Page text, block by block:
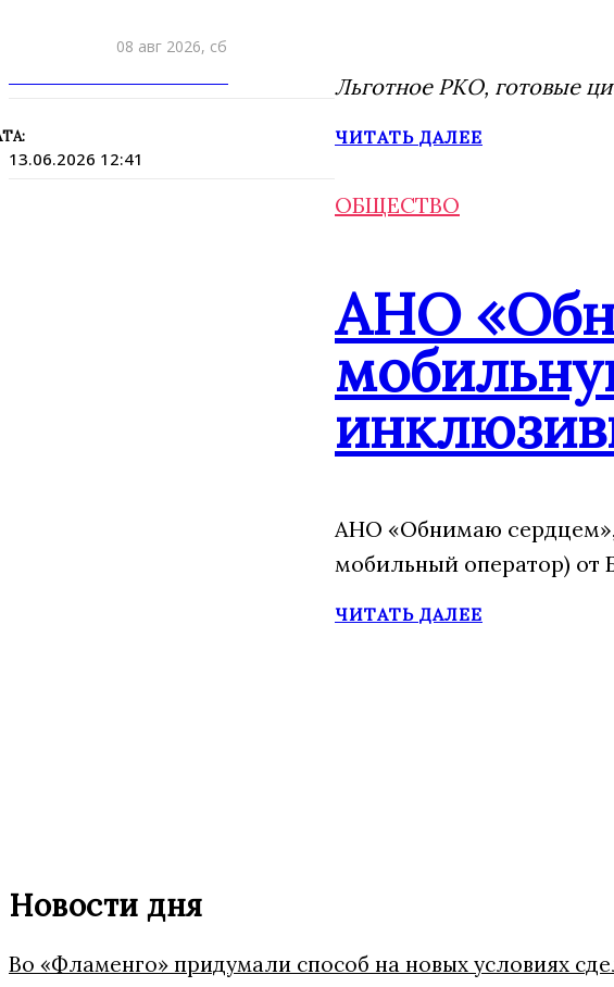
08 авг 2026, сб
13.06.2026 12:41
Льготное РКО, готовые
ЧИТАТЬ ДАЛЕЕ
ОБЩЕСТВО
АНО
АНО «Обнимаю сердцем»,
мобильный оператор) от
ЧИТАТЬ ДАЛЕЕ
Новости дня
Во «Фламенго» придумали способ на новых условиях